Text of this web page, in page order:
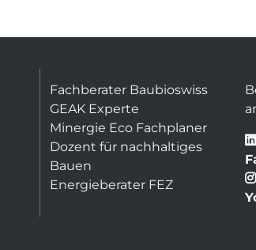
Fachberater Baubioswiss
GEAK Experte
Minergie Eco Fachplaner
Dozent für nachhaltiges
Bauen
Energieberater FEZ